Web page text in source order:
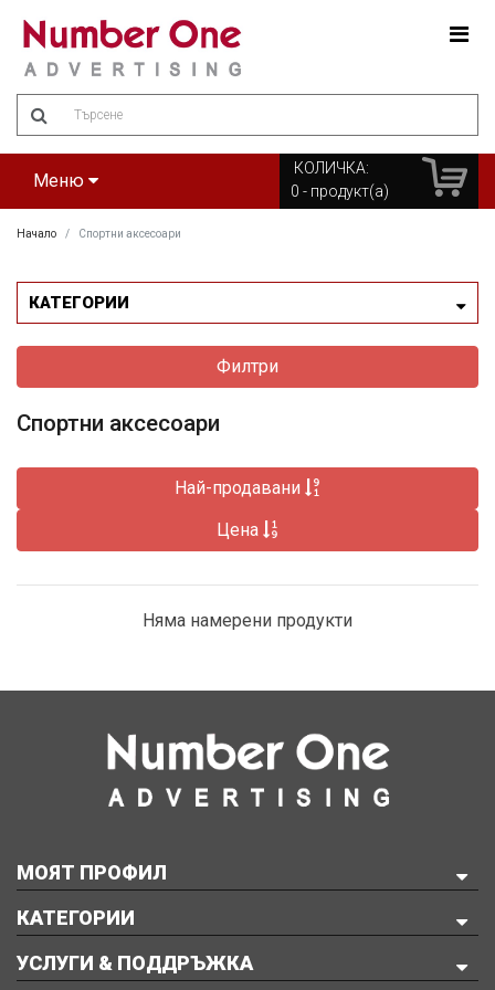
dollars)
Меню
КОЛИЧКА:
0 - продукт(а)
Начало Спортни аксесоари
КАТЕГОРИИ
Филтри
Спортни аксесоари
Най-продавани
Цена
Няма намерени продукти
МОЯТ ПРОФИЛ
КАТЕГОРИИ
УСЛУГИ & ПОДДРЪЖКА